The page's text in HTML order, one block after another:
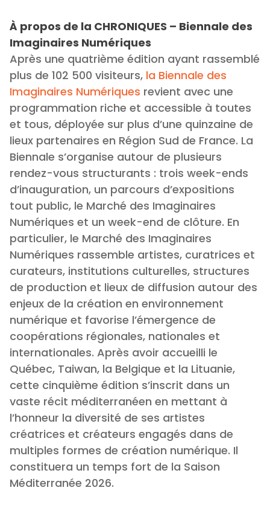
À propos de la CHRONIQUES – Biennale des
Imaginaires Numériques
Après une quatrième édition ayant rassemblé
plus de 102 500 visiteurs, la Biennale des
Imaginaires Numériques revient avec une
programmation riche et accessible à toutes
et tous, déployée sur plus d’une quinzaine de
lieux partenaires en Région Sud de France. La
Biennale s’organise autour de plusieurs
rendez-vous structurants : trois week-ends
d’inauguration, un parcours d’expositions
tout public, le Marché des Imaginaires
Numériques et un week-end de clôture. En
particulier, le Marché des Imaginaires
Numériques rassemble artistes, curatrices et
curateurs, institutions culturelles, structures
de production et lieux de diffusion autour des
enjeux de la création en environnement
numérique et favorise l’émergence de
coopérations régionales, nationales et
internationales. Après avoir accueilli le
Québec, Taiwan, la Belgique et la Lituanie,
cette cinquième édition s’inscrit dans un
vaste récit méditerranéen en mettant à
l’honneur la diversité de ses artistes
créatrices et créateurs engagés dans de
multiples formes de création numérique. Il
constituera un temps fort de la Saison
Méditerranée 2026.